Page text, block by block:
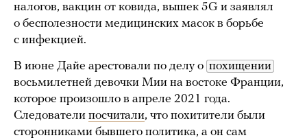
налогов, вакцин от ковида, вышек 5G и заявлял
о бесполезности медицинских масок в борьбе
с инфекцией.
В июне Дайе арестовали по делу о похищении
восьмилетней девочки Мии на востоке Франции,
которое произошло в апреле 2021 года.
Следователи посчитали, что похитители были
сторонниками бывшего политика, а он сам